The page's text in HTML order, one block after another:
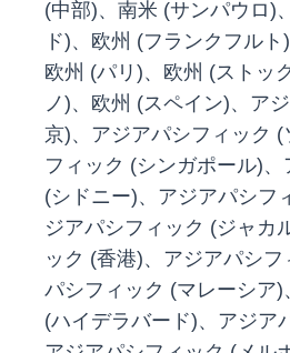
(中部)、南米 (サンパウロ)
ド)、欧州 (フランクフルト
欧州 (パリ)、欧州 (ストッ
ノ)、欧州 (スペイン)、ア
京)、アジアパシフィック
フィック (シンガポール)
(シドニー)、アジアパシフ
ジアパシフィック (ジャカ
ック (香港)、アジアパシ
パシフィック (マレーシア)
(ハイデラバード)、アジア